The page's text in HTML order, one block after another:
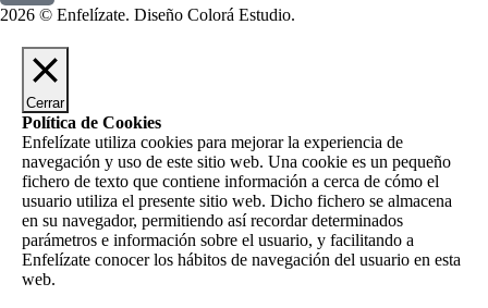
2026 © Enfelízate. Diseño Colorá Estudio.
Cerrar
Política de Cookies
Enfelízate utiliza cookies para mejorar la experiencia de
navegación y uso de este sitio web. Una cookie es un pequeño
fichero de texto que contiene información a cerca de cómo el
usuario utiliza el presente sitio web. Dicho fichero se almacena
en su navegador, permitiendo así recordar determinados
parámetros e información sobre el usuario, y facilitando a
Enfelízate conocer los hábitos de navegación del usuario en esta
web.